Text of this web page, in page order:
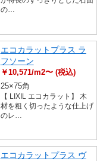
の…
エコカラットプラス ラ
フソーン
￥10,571/m2〜 (税込)
25×75角
【 LIXIL エコカラット】 木
材を粗く切ったような仕上げ
のレ…
エコカラットプラス ヴ